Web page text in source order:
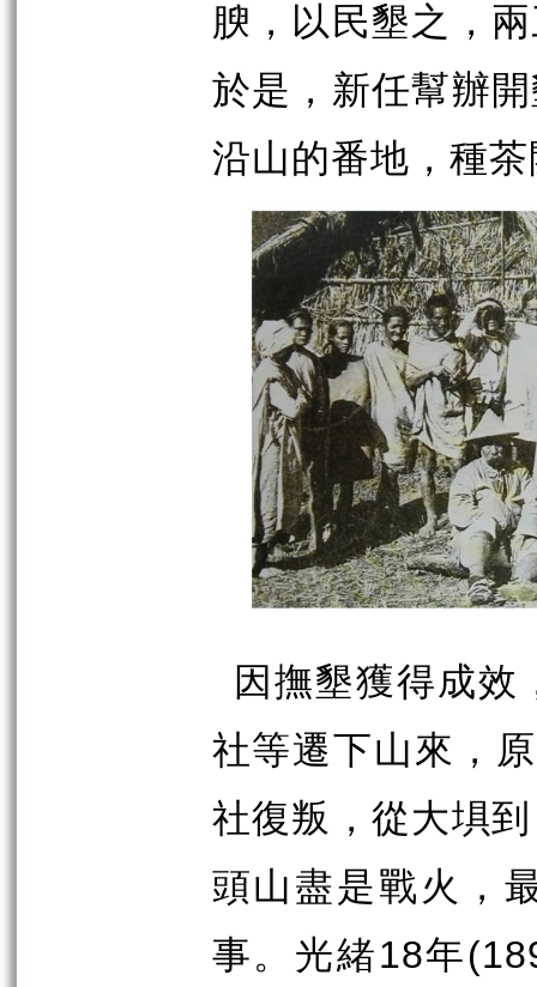
腴，以民墾之，
於是，新任幫辦
沿山的番地，種
因撫墾獲得成
社等遷下山來，
社復叛，從大埧
頭山盡是戰火，
事。光緒18年